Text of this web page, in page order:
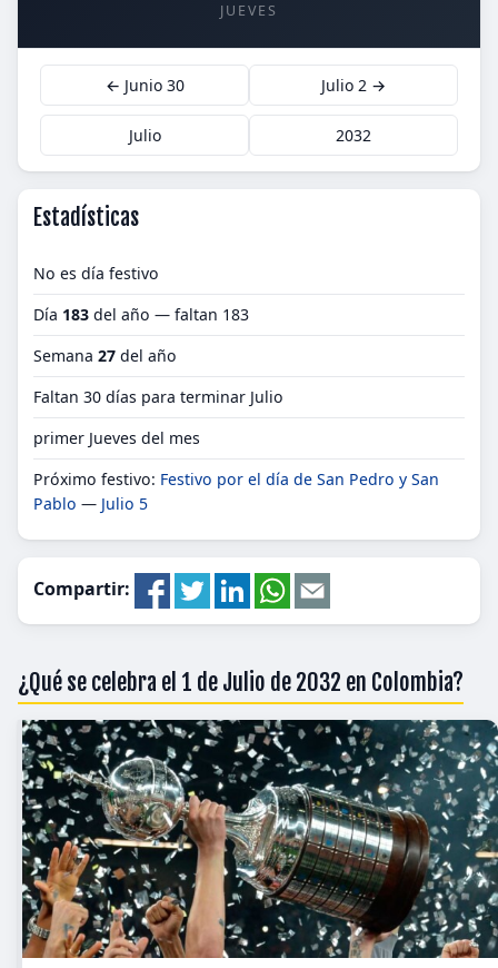
JUEVES
← Junio 30 Julio 2 →
Julio 2032
Estadísticas
No es día festivo
Día 183 del año — faltan 183
Semana 27 del año
Faltan 30 días para terminar Julio
primer Jueves del mes
Próximo festivo: Festivo por el día de San Pedro y San
Pablo — Julio 5
Compartir:
¿Qué se celebra el 1 de Julio de 2032 en Colombia?